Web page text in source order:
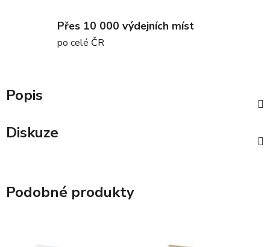
Přes 10 000 výdejních míst
po celé ČR
Popis
Diskuze
Podobné produkty